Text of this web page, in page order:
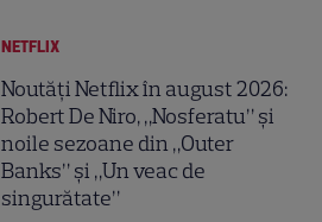
NETFLIX
Noutăți Netflix în august 2026:
Robert De Niro, „Nosferatu” și
noile sezoane din „Outer
Banks” și „Un veac de
singurătate”